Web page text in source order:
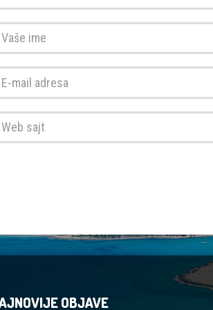
*
*
OBJAVE